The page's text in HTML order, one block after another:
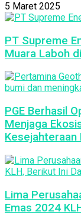
5 Maret 2025
PT Supreme
Muara Laboh
PGE Berhasil
Menjaga
Kesejahteraan
Lima
Emas 2024